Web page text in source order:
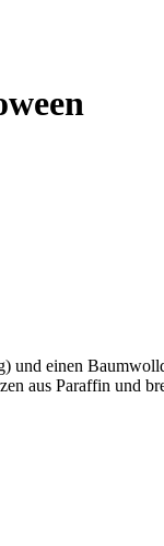
und einen
aus Paraffin und